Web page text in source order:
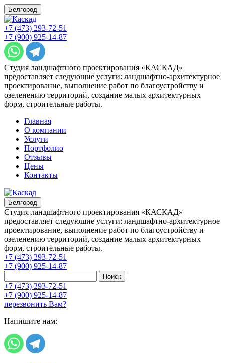
Белгород
+7 (473) 293-72-51
+7 (900) 925-14-87
Студия ландшафтного проектирования «КАСКАД»
предоставляет следующие услуги: ландшафтно-архитектурное
проектирование, выполнение работ по благоустройству и
озеленению территорий, создание малых архитектурных
форм, строительные работы.
Главная
О компании
Услуги
Портфолио
Отзывы
Цены
Контакты
Белгород
Студия ландшафтного проектирования «КАСКАД»
предоставляет следующие услуги: ландшафтно-архитектурное
проектирование, выполнение работ по благоустройству и
озеленению территорий, создание малых архитектурных
форм, строительные работы.
+7 (473) 293-72-51
+7 (900) 925-14-87
Поиск
+7 (473) 293-72-51
+7 (900) 925-14-87
перезвонить Вам?
Напишите нам: